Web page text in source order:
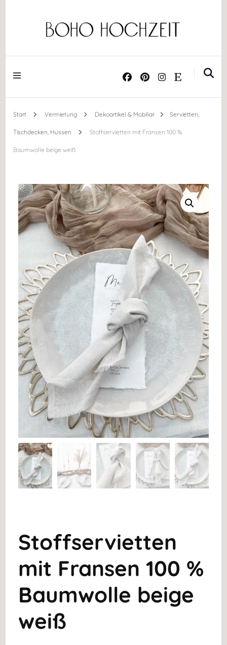
BOHO HOCHZEIT
Start Vermietung Dekoartikel & Mobiliar Servietten,
Tischdecken, Hussen Stoffservietten mit Fransen 100 %
Baumwolle beige weiß
Stoffservietten
mit Fransen 100 %
Baumwolle beige
weiß